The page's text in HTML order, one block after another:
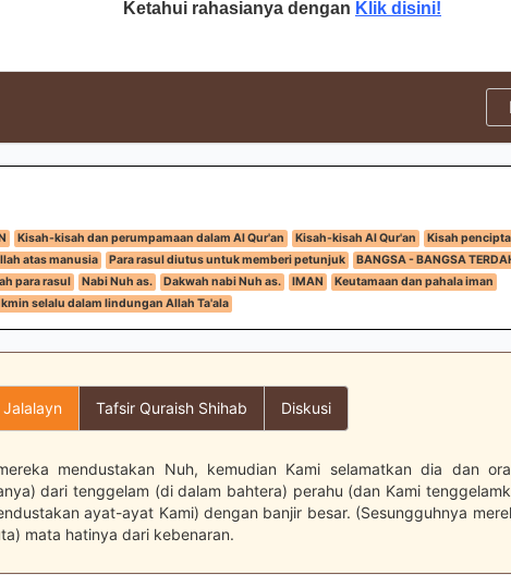
Ketahui rahasianya dengan Klik disini!
Kisah-kisah dan perumpamaan dalam Al Qur'an Kisah-kisah Al Qur'an
Kisah
atas manusia
Para rasul diutus untuk memberi petunjuk BANGSA - BANGSA
para rasul
Nabi Nuh as. Dakwah nabi Nuh as. IMAN
Keutamaan dan pahala iman
selalu dalam lindungan Allah Ta'ala
Tafsir Quraish Shihab Diskusi
mendustakan Nuh, kemudian Kami selamatkan dia dan
dari tenggelam (di dalam bahtera) perahu (dan Kami
ayat-ayat Kami) dengan banjir besar. (Sesungguhnya
mata hatinya dari kebenaran.